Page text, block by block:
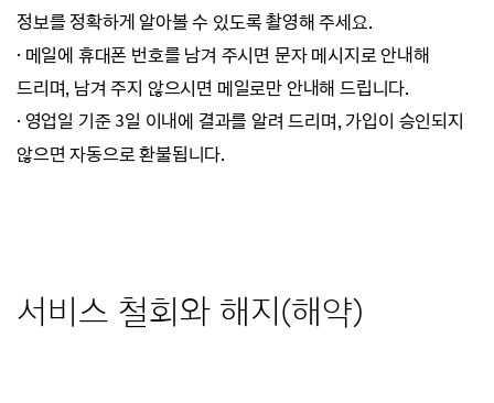
정보를 정확하게 알아볼 수 있도록 촬영해 주세요.
· 메일에 휴대폰 번호를 남겨 주시면 문자 메시지로 안내해
드리며, 남겨 주지 않으시면 메일로만 안내해 드립니다.
· 영업일 기준 3일 이내에 결과를 알려 드리며, 가입이 승인되지
않으면 자동으로 환불됩니다.
서비스 철회와 해지(해약)